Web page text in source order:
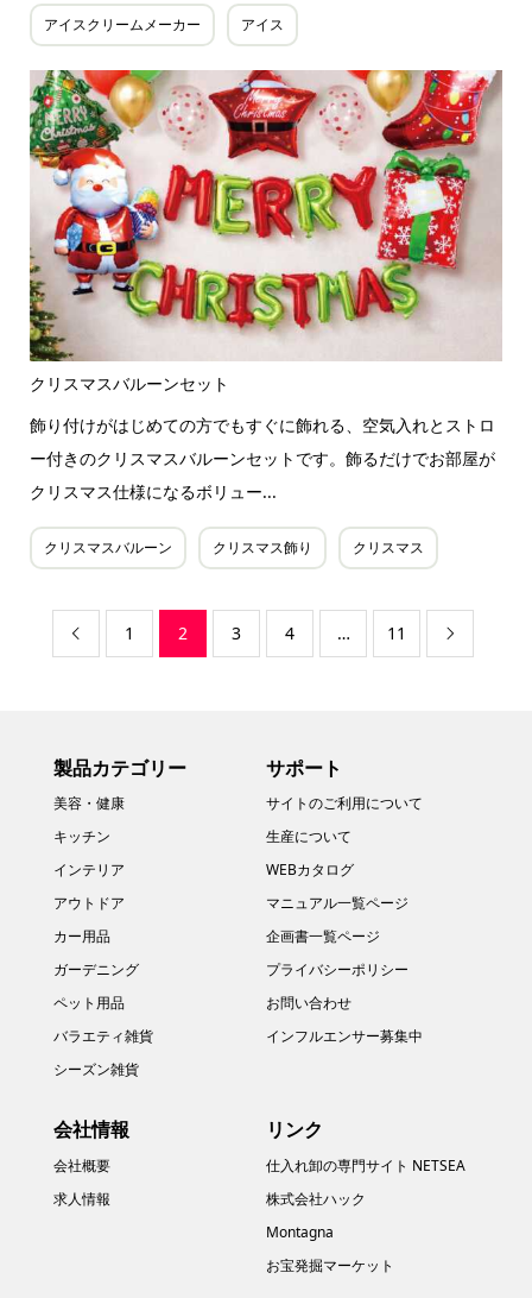
アイスクリームメーカー アイス
クリスマスバルーンセット
飾り付けがはじめての方でもすぐに飾れる、空気入れとストロ
ー付きのクリスマスバルーンセットです。飾るだけでお部屋が
クリスマス仕様になるボリュー...
クリスマスバルーン クリスマス飾り クリスマス
 1 2 3 4 … 11 
製品カテゴリー
美容・健康
キッチン
インテリア
アウトドア
カー用品
ガーデニング
ペット用品
バラエティ雑貨
シーズン雑貨
サポート
サイトのご利用について
生産について
WEBカタログ
マニュアル一覧ページ
企画書一覧ページ
プライバシーポリシー
お問い合わせ
インフルエンサー募集中
会社情報
会社概要
求人情報
リンク
仕入れ卸の専門サイト NETSEA
株式会社ハック
Montagna
お宝発掘マーケット